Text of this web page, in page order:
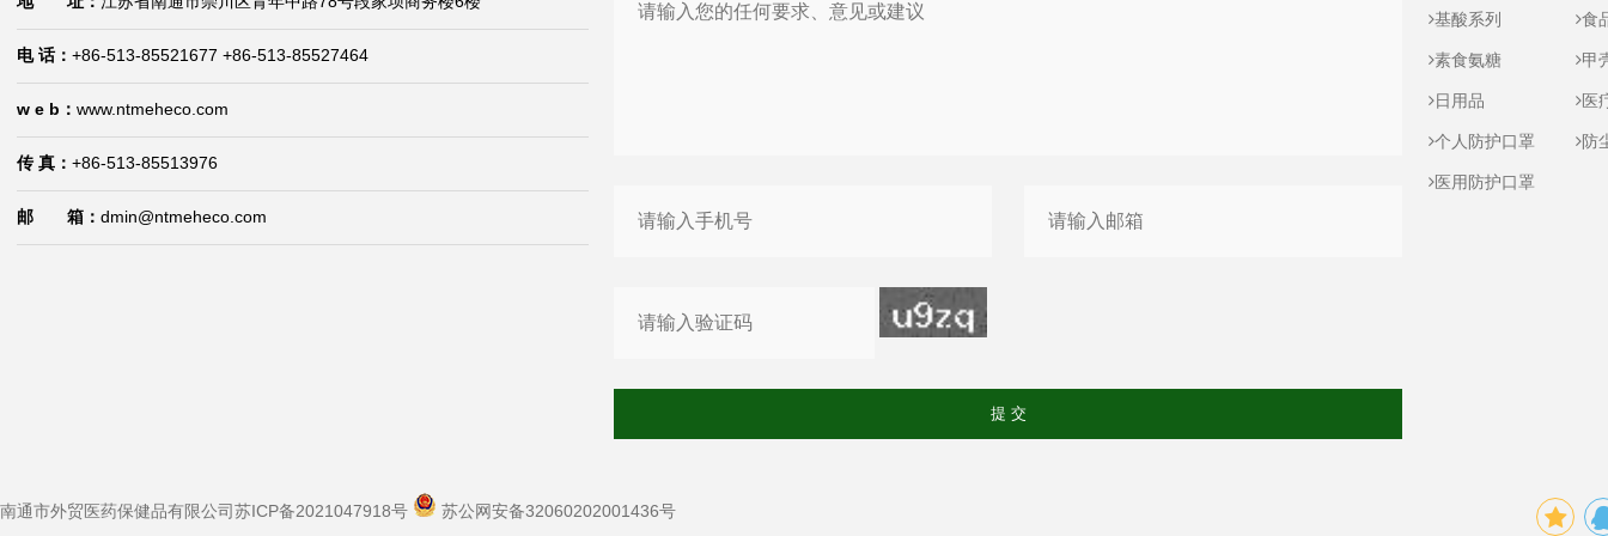
维生素E
维生素E琥珀酸酯
电 话：+86-513-85521677 +86-513-85527464
w e b：www.ntmeheco.com
传 真：+86-513-85513976
邮 箱：dmin@ntmeheco.com
基酸系列 食
素食氨糖 甲
日用品 医
个人防护口罩 防
医用防护口罩
南通市外贸医药保健品有限公司苏ICP备2021047918号 苏公网安备32060202001436号